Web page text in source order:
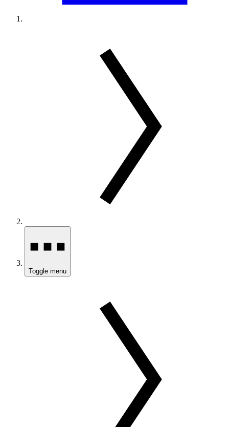
Toggle menu